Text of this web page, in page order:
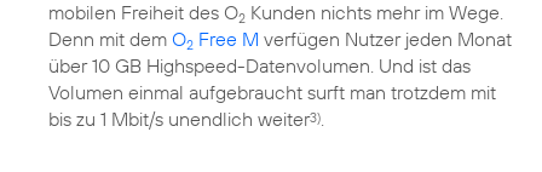
mobilen Freiheit des O2 Kunden nichts mehr im Wege.
Denn mit dem O2 Free M verfügen Nutzer jeden Monat
über 10 GB Highspeed-Datenvolumen. Und ist das
Volumen einmal aufgebraucht surft man trotzdem mit
bis zu 1 Mbit/s unendlich weiter3)